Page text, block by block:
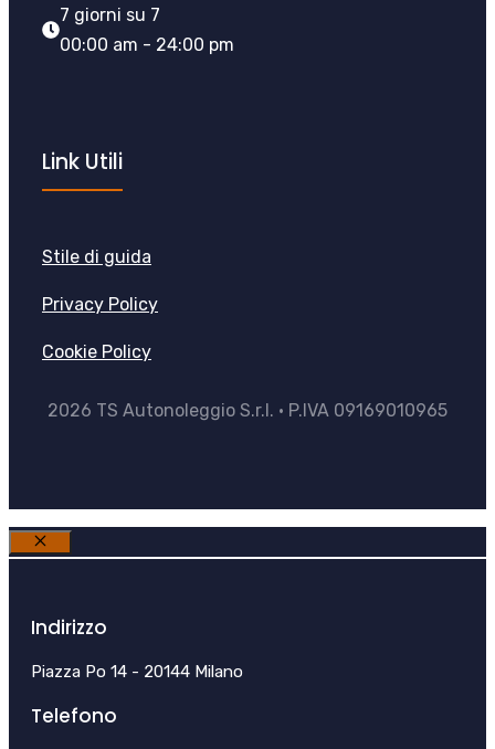
7 giorni su 7
00:00 am - 24:00 pm
Link Utili
Stile di guida
Privacy Policy
Cookie Policy
2026 TS Autonoleggio S.r.l. • P.IVA 09169010965
Chiudi
Indirizzo
Piazza Po 14 - 20144 Milano
Telefono